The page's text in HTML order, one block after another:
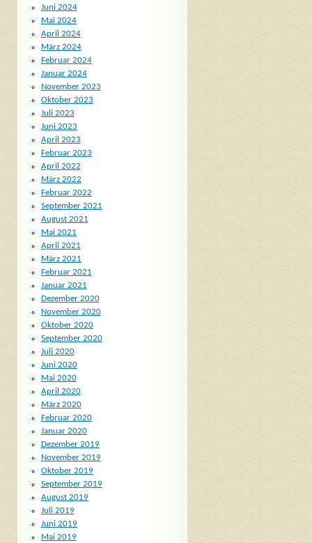
Juni 2024
Mai 2024
April 2024
März 2024
Februar 2024
Januar 2024
November 2023
Oktober 2023
Juli 2023
Juni 2023
April 2023
Februar 2023
April 2022
März 2022
Februar 2022
September 2021
August 2021
Mai 2021
April 2021
März 2021
Februar 2021
Januar 2021
Dezember 2020
November 2020
Oktober 2020
September 2020
Juli 2020
Juni 2020
Mai 2020
April 2020
März 2020
Februar 2020
Januar 2020
Dezember 2019
November 2019
Oktober 2019
September 2019
August 2019
Juli 2019
Juni 2019
Mai 2019